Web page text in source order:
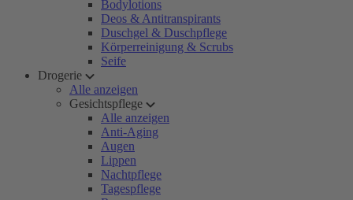
Bodylotions
Deos & Antitranspirants
Duschgel & Duschpflege
Körperreinigung & Scrubs
Seife
Drogerie
Alle anzeigen
Gesichtspflege
Alle anzeigen
Anti-Aging
Augen
Lippen
Nachtpflege
Tagespflege